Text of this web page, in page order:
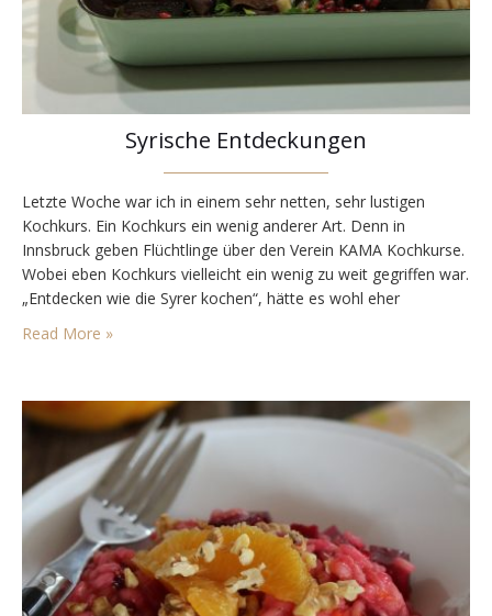
Syrische Entdeckungen
Letzte Woche war ich in einem sehr netten, sehr lustigen
Kochkurs. Ein Kochkurs ein wenig anderer Art. Denn in
Innsbruck geben Flüchtlinge über den Verein KAMA Kochkurse.
Wobei eben Kochkurs vielleicht ein wenig zu weit gegriffen war.
„Entdecken wie die Syrer kochen“, hätte es wohl eher
was wir kochen werden, aber…
Read More »